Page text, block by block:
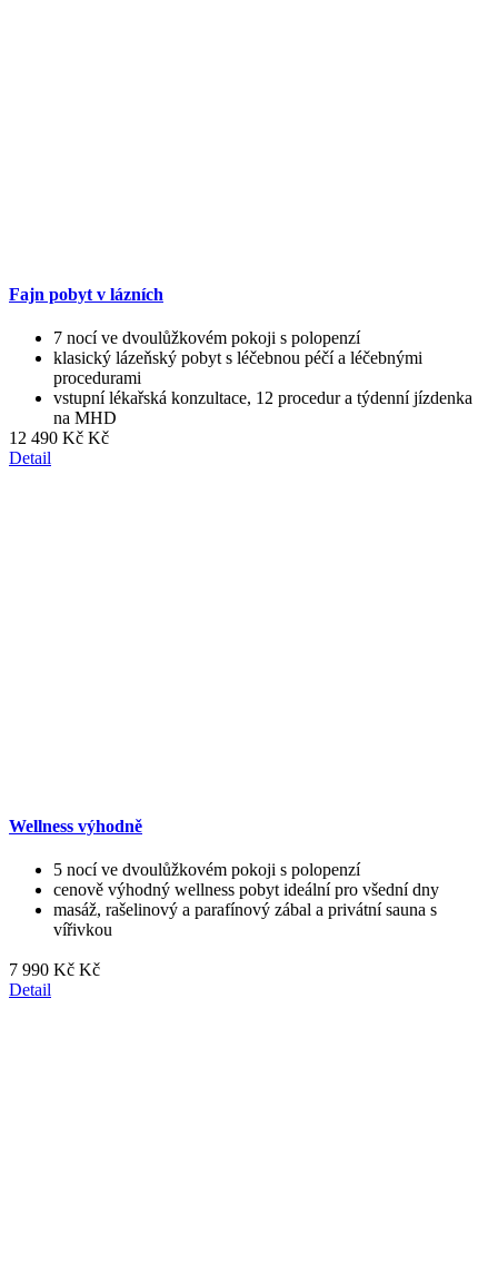
Fajn pobyt v lázních
7 nocí ve dvoulůžkovém pokoji s polopenzí
klasický lázeňský pobyt s léčebnou péčí a léčebnými
procedurami
vstupní lékařská konzultace, 12 procedur a týdenní jízdenka
na MHD
12 490 Kč Kč
Detail
Wellness výhodně
5 nocí ve dvoulůžkovém pokoji s polopenzí
cenově výhodný wellness pobyt ideální pro všední dny
masáž, rašelinový a parafínový zábal a privátní sauna s
vířivkou
7 990 Kč Kč
Detail